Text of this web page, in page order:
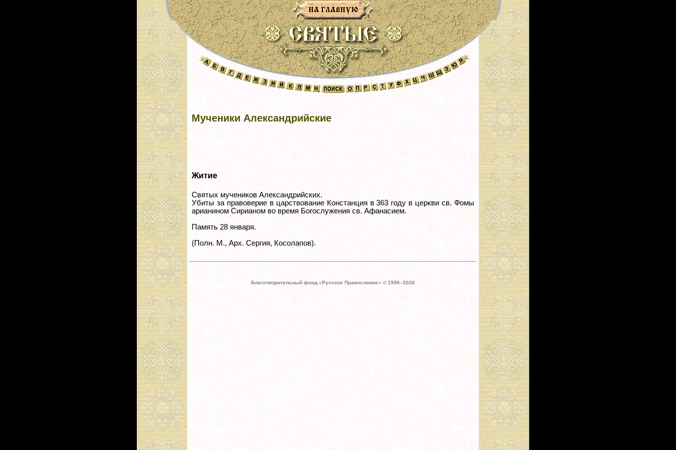
Мученики Александрийские
Житие
Святых мучеников Александрийских.
Убиты за правоверие в царствование Констанция в 363 году в церкви св. Фомы
арианином Сирианом во время Богослужения св. Афанасием.
Память 28 января.
(Полн. М., Арх. Сергия, Косолапов).
Благотворительный фонд «Русское Православие» © 1996–2026